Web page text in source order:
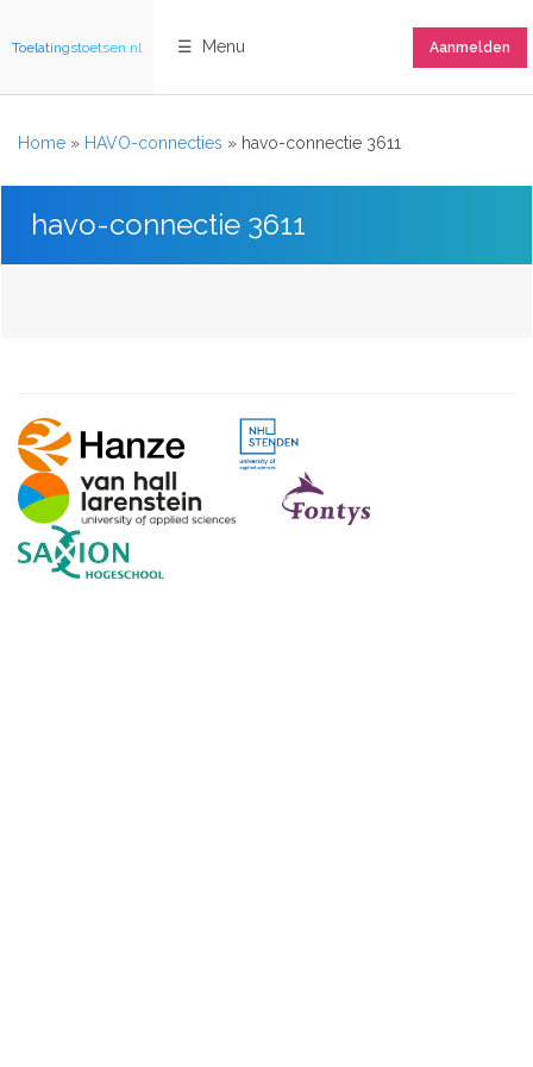
Toelatingstoetsen.nl ☰ Menu Aanmelden
Home » HAVO-connecties » havo-connectie 3611
havo-connectie 3611